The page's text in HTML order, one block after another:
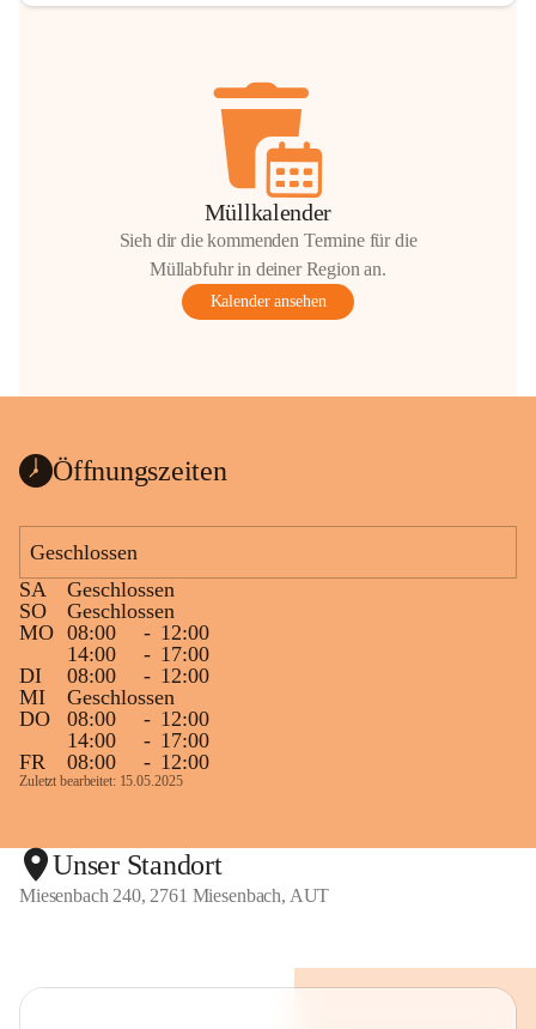
Müllkalender
Sieh dir die kommenden Termine für die
Müllabfuhr in deiner Region an.
Kalender ansehen
Öffnungszeiten
Geschlossen
SA
Geschlossen
SO
Geschlossen
MO 08:00 - 12:00
14:00
- 17:00
DI
08:00 - 12:00
MI
Geschlossen
DO
08:00 - 12:00
14:00
- 17:00
FR
08:00 - 12:00
Zuletzt bearbeitet: 15.05.2025
Unser Standort
Miesenbach 240, 2761 Miesenbach, AUT